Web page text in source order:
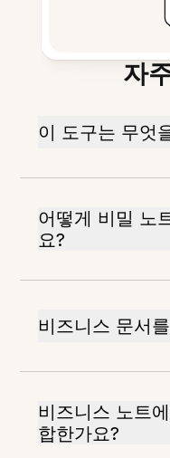
자
이 도구는 무엇
어떻게 비밀 노
요?
비즈니스 문서
비즈니스 노트
합한가요?